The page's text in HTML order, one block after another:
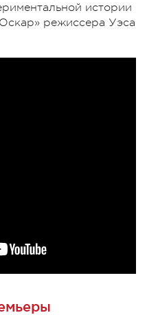
истории
режиссера Уэса